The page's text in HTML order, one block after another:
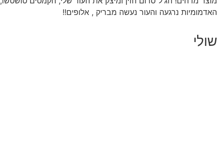
האדמומיות נרגעה והעור נעשה מבריק , אלופים!!
שולי